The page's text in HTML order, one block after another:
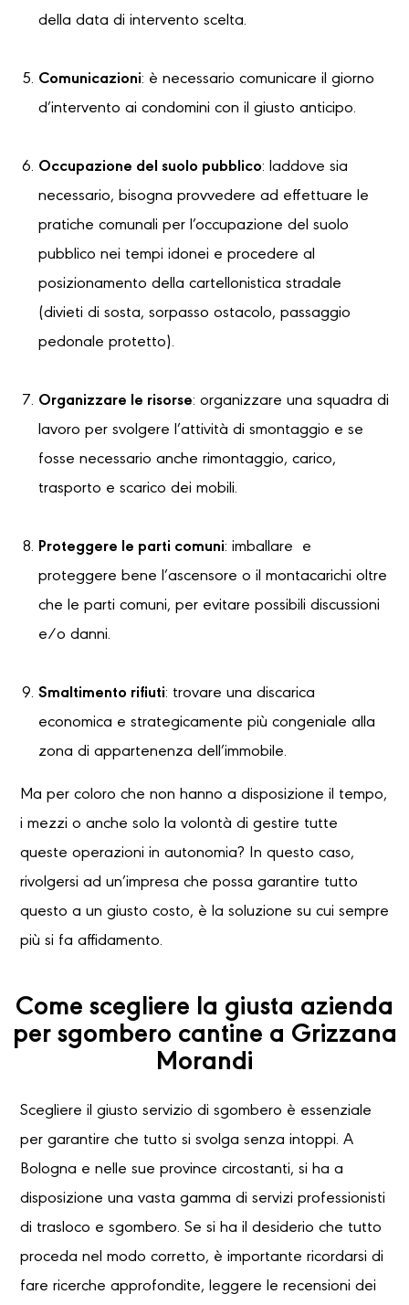
della data di intervento scelta.
Comunicazioni: è necessario comunicare il giorno
d’intervento ai condomini con il giusto anticipo.
Occupazione del suolo pubblico: laddove sia
necessario, bisogna provvedere ad effettuare le
pratiche comunali per l’occupazione del suolo
pubblico nei tempi idonei e procedere al
posizionamento della cartellonistica stradale
(divieti di sosta, sorpasso ostacolo, passaggio
pedonale protetto).
Organizzare le risorse: organizzare una squadra di
lavoro per svolgere l’attività di smontaggio e se
fosse necessario anche rimontaggio, carico,
trasporto e scarico dei mobili.
Proteggere le parti comuni: imballare e
proteggere bene l’ascensore o il montacarichi oltre
che le parti comuni, per evitare possibili discussioni
e/o danni.
Smaltimento rifiuti: trovare una discarica
economica e strategicamente più congeniale alla
zona di appartenenza dell’immobile.
Ma per coloro che non hanno a disposizione il tempo,
i mezzi o anche solo la volontà di gestire tutte
queste operazioni in autonomia? In questo caso,
rivolgersi ad un’impresa che possa garantire tutto
questo a un giusto costo, è la soluzione su cui sempre
più si fa affidamento.
Come scegliere la giusta azienda
per sgombero cantine a Grizzana
Morandi
Scegliere il giusto servizio di sgombero è essenziale
per garantire che tutto si svolga senza intoppi. A
Bologna e nelle sue province circostanti, si ha a
disposizione una vasta gamma di servizi professionisti
di trasloco e sgombero. Se si ha il desiderio che tutto
proceda nel modo corretto, è importante ricordarsi di
fare ricerche approfondite, leggere le recensioni dei